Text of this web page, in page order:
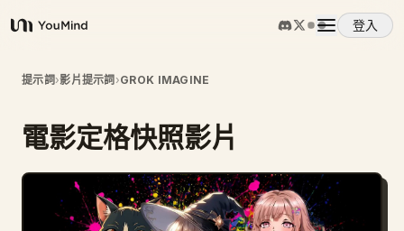
YouMind
登入
概覽
使用案例
提示詞›影片提示詞 ›GROK IMAGINE
電影定格快照影片